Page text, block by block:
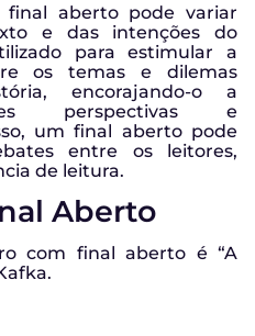
aberto pode variar
e das intenções do
para estimular a
os temas e dilemas
encorajando-o a
perspectivas e
um final aberto pode
entre os leitores,
de leitura.
Aberto
com final aberto é “A